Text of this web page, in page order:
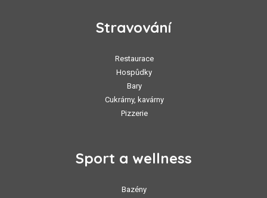
Stravování
Restaurace
Hospůdky
Bary
Cukrárny, kavárny
Pizzerie
Sport a wellness
Bazény